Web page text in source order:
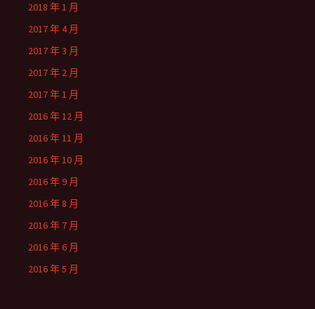
2018 年 1 月
2017 年 4 月
2017 年 3 月
2017 年 2 月
2017 年 1 月
2016 年 12 月
2016 年 11 月
2016 年 10 月
2016 年 9 月
2016 年 8 月
2016 年 7 月
2016 年 6 月
2016 年 5 月